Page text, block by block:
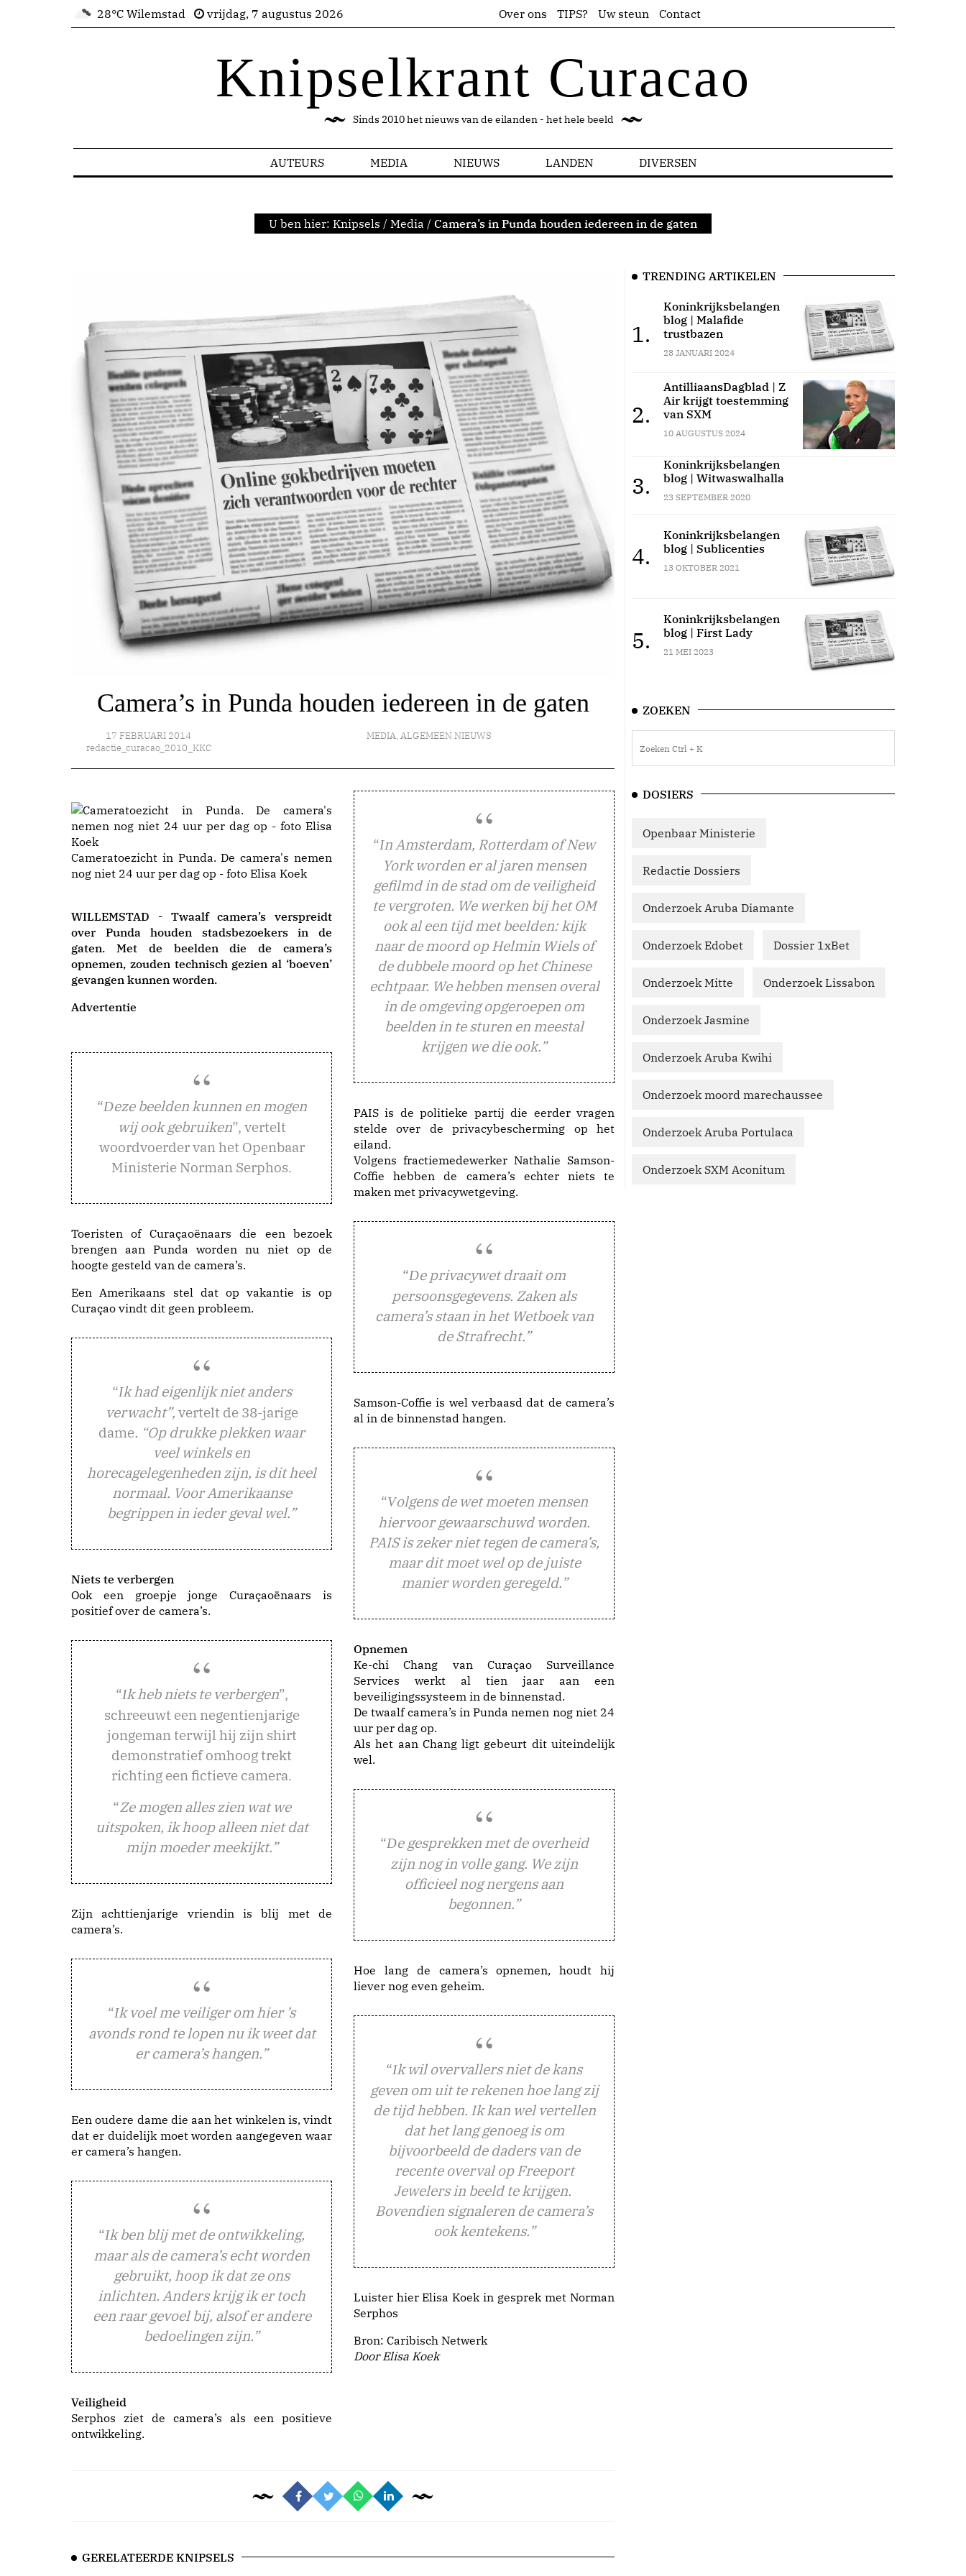
28°C Wilemstad vrijdag, 7 augustus 2026 Over ons TIPS? Uw steun Contact
Knipselkrant Curacao
Sinds 2010 het nieuws van de eilanden - het hele beeld
AUTEURS MEDIA NIEUWS LANDEN DIVERSEN
U ben hier: Knipsels / Media / Camera’s in Punda houden iedereen in de gaten
Camera’s in Punda houden iedereen in de gaten
17 FEBRUARI 2014
redactie_curacao_2010_KKC
MEDIA, ALGEMEEN NIEUWS
Cameratoezicht in Punda. De camera's nemen
nog niet 24 uur per dag op - foto Elisa Koek
WILLEMSTAD - Twaalf camera’s verspreidt
over Punda houden stadsbezoekers in de
gaten. Met de beelden die de camera’s
opnemen, zouden technisch gezien al ‘boeven’
gevangen kunnen worden.
Advertentie
“Deze beelden kunnen en mogen
wij ook gebruiken”, vertelt
woordvoerder van het Openbaar
Ministerie Norman Serphos.
Toeristen of Curaçaoënaars die een bezoek
brengen aan Punda worden nu niet op de
hoogte gesteld van de camera’s.
Een Amerikaans stel dat op vakantie is op
Curaçao vindt dit geen probleem.
“Ik had eigenlijk niet anders
verwacht”, vertelt de 38-jarige
dame. “Op drukke plekken waar
veel winkels en
horecagelegenheden zijn, is dit heel
normaal. Voor Amerikaanse
begrippen in ieder geval wel.”
Niets te verbergen
Ook een groepje jonge Curaçaoënaars is
positief over de camera’s.
“Ik heb niets te verbergen”,
schreeuwt een negentienjarige
jongeman terwijl hij zijn shirt
demonstratief omhoog trekt
richting een fictieve camera.
“Ze mogen alles zien wat we
uitspoken, ik hoop alleen niet dat
mijn moeder meekijkt.”
Zijn achttienjarige vriendin is blij met de
camera’s.
“Ik voel me veiliger om hier ’s
avonds rond te lopen nu ik weet dat
er camera’s hangen.”
Een oudere dame die aan het winkelen is, vindt
dat er duidelijk moet worden aangegeven waar
er camera’s hangen.
“Ik ben blij met de ontwikkeling,
maar als de camera’s echt worden
gebruikt, hoop ik dat ze ons
inlichten. Anders krijg ik er toch
een raar gevoel bij, alsof er andere
bedoelingen zijn.”
Veiligheid
Serphos ziet de camera’s als een positieve
ontwikkeling.
“In Amsterdam, Rotterdam of New
York worden er al jaren mensen
gefilmd in de stad om de veiligheid
te vergroten. We werken bij het OM
ook al een tijd met beelden: kijk
naar de moord op Helmin Wiels of
de dubbele moord op het Chinese
echtpaar. We hebben mensen overal
in de omgeving opgeroepen om
beelden in te sturen en meestal
krijgen we die ook.”
PAIS is de politieke partij die eerder vragen
stelde over de privacybescherming op het
eiland.
Volgens fractiemedewerker Nathalie Samson-
Coffie hebben de camera’s echter niets te
maken met privacywetgeving.
“De privacywet draait om
persoonsgegevens. Zaken als
camera’s staan in het Wetboek van
de Strafrecht.”
Samson-Coffie is wel verbaasd dat de camera’s
al in de binnenstad hangen.
“Volgens de wet moeten mensen
hiervoor gewaarschuwd worden.
PAIS is zeker niet tegen de camera’s,
maar dit moet wel op de juiste
manier worden geregeld.”
Opnemen
Ke-chi Chang van Curaçao Surveillance
Services werkt al tien jaar aan een
beveiligingssysteem in de binnenstad.
De twaalf camera’s in Punda nemen nog niet 24
uur per dag op.
Als het aan Chang ligt gebeurt dit uiteindelijk
wel.
“De gesprekken met de overheid
zijn nog in volle gang. We zijn
officieel nog nergens aan
begonnen.”
Hoe lang de camera’s opnemen, houdt hij
liever nog even geheim.
“Ik wil overvallers niet de kans
geven om uit te rekenen hoe lang zij
de tijd hebben. Ik kan wel vertellen
dat het lang genoeg is om
bijvoorbeeld de daders van de
recente overval op Freeport
Jewelers in beeld te krijgen.
Bovendien signaleren de camera’s
ook kentekens.”
Luister hier Elisa Koek in gesprek met Norman
Serphos
Bron: Caribisch Netwerk
Door Elisa Koek
GERELATEERDE KNIPSELS
TRENDING ARTIKELEN
1.
Koninkrijksbelangen
blog | Malafide
trustbazen
28 JANUARI 2024
2.
AntilliaansDagblad | Z
Air krijgt toestemming
van SXM
10 AUGUSTUS 2024
3.
Koninkrijksbelangen
blog | Witwaswalhalla
23 SEPTEMBER 2020
4.
Koninkrijksbelangen
blog | Sublicenties
13 OKTOBER 2021
5.
Koninkrijksbelangen
blog | First Lady
21 MEI 2023
ZOEKEN
DOSIERS
Openbaar Ministerie
Redactie Dossiers
Onderzoek Aruba Diamante
Onderzoek Edobet Dossier 1xBet
Onderzoek Mitte Onderzoek Lissabon
Onderzoek Jasmine
Onderzoek Aruba Kwihi
Onderzoek moord marechaussee
Onderzoek Aruba Portulaca
Onderzoek SXM Aconitum